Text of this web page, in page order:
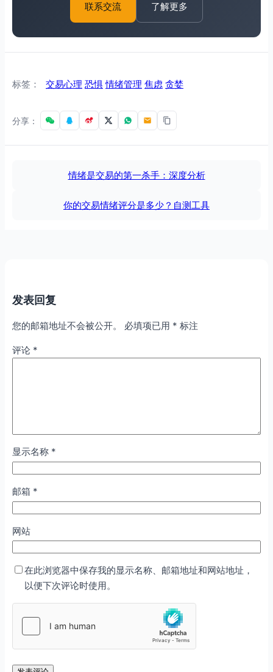
联系交流 了解更多
标签： 交易心理 恐惧 情绪管理 焦虑 贪婪
分享：
情绪是交易的第一杀手：深度分析
你的交易情绪评分是多少？自测工具
发表回复
您的邮箱地址不会被公开。 必填项已用 * 标注
评论 *
显示名称 *
邮箱 *
网站
在此浏览器中保存我的显示名称、邮箱地址和网站地址，
以便下次评论时使用。